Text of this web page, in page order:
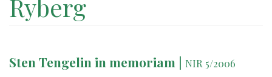
Ryberg
Sten Tengelin in memoriam | NIR 5/2006